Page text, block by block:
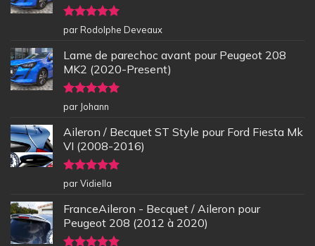
Note5sur
5
par Rodolphe Deveaux
Lame de parechoc avant pour Peugeot 208
MK2 (2020-Present)
Note5sur
5
par Johann
Aileron / Becquet ST Style pour Ford Fiesta Mk
VI (2008-2016)
Note5sur
5
par Vidiella
FranceAileron - Becquet / Aileron pour
Peugeot 208 (2012 à 2020)